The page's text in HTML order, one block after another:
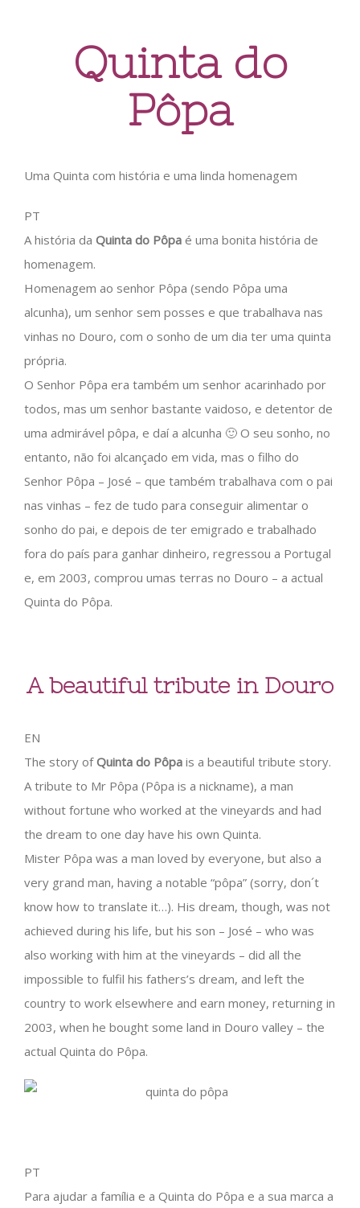
Quinta do
Pôpa
Uma Quinta com história e uma linda homenagem
PT
A história da Quinta do Pôpa é uma bonita história de
homenagem.
Homenagem ao senhor Pôpa (sendo Pôpa uma
alcunha), um senhor sem posses e que trabalhava nas
vinhas no Douro, com o sonho de um dia ter uma quinta
própria.
O Senhor Pôpa era também um senhor acarinhado por
todos, mas um senhor bastante vaidoso, e detentor de
uma admirável pôpa, e daí a alcunha 🙂 O seu sonho, no
entanto, não foi alcançado em vida, mas o filho do
Senhor Pôpa – José – que também trabalhava com o pai
nas vinhas – fez de tudo para conseguir alimentar o
sonho do pai, e depois de ter emigrado e trabalhado
fora do país para ganhar dinheiro, regressou a Portugal
e, em 2003, comprou umas terras no Douro – a actual
Quinta do Pôpa.
A beautiful tribute in Douro
EN
The story ofQuinta do Pôpa is a beautiful tribute story.
A tribute to Mr Pôpa (Pôpa is a nickname), a man
without fortune who worked at the vineyards and had
the dream to one day have his own Quinta.
Mister Pôpa was a man loved by everyone, but also a
very grand man, having a notable “pôpa” (sorry, don´t
know how to translate it…). His dream, though, was not
achieved during his life, but his son – José – who was
also working with him at the vineyards – did all the
impossible to fulfil his fathers’s dream, and left the
country to work elsewhere and earn money, returning in
2003, when he bought some land in Douro valley – the
actual Quinta do Pôpa.
PT
Para ajudar a família e a Quinta do Pôpa e a sua marca a